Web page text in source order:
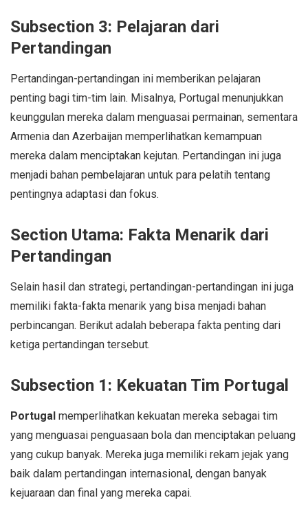
Subsection 3: Pelajaran dari
Pertandingan
Pertandingan-pertandingan ini memberikan pelajaran
penting bagi tim-tim lain. Misalnya, Portugal menunjukkan
keunggulan mereka dalam menguasai permainan, sementara
Armenia dan Azerbaijan memperlihatkan kemampuan
mereka dalam menciptakan kejutan. Pertandingan ini juga
menjadi bahan pembelajaran untuk para pelatih tentang
pentingnya adaptasi dan fokus.
Section Utama: Fakta Menarik dari
Pertandingan
Selain hasil dan strategi, pertandingan-pertandingan ini juga
memiliki fakta-fakta menarik yang bisa menjadi bahan
perbincangan. Berikut adalah beberapa fakta penting dari
ketiga pertandingan tersebut.
Subsection 1: Kekuatan Tim Portugal
Portugal memperlihatkan kekuatan mereka sebagai tim
yang menguasai penguasaan bola dan menciptakan peluang
yang cukup banyak. Mereka juga memiliki rekam jejak yang
baik dalam pertandingan internasional, dengan banyak
kejuaraan dan final yang mereka capai.